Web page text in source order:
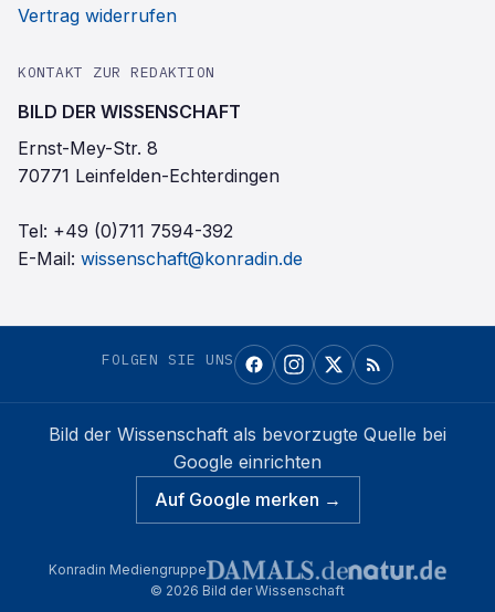
Vertrag widerrufen
KONTAKT ZUR REDAKTION
BILD DER WISSENSCHAFT
Ernst-Mey-Str. 8
70771 Leinfelden-Echterdingen
Tel: +49 (0)711 7594-392
E-Mail: wissenschaft@konradin.de
FOLGEN SIE UNS
Bild der Wissenschaft als bevorzugte Quelle bei
Google einrichten
Auf Google merken →
Konradin Mediengruppe
© 2026 Bild der Wissenschaft